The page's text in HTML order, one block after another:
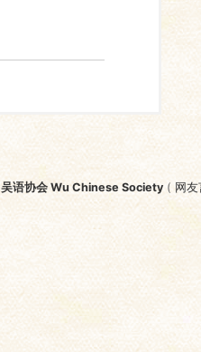
吴语协会 Wu Chinese Society ( 网友